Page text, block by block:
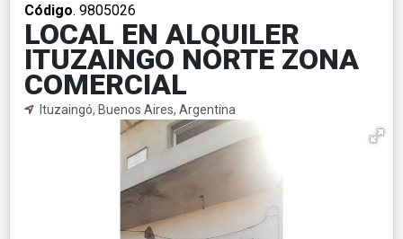
Código. 9805026
LOCAL EN ALQUILER
ITUZAINGO NORTE ZONA
COMERCIAL
Ituzaingó, Buenos Aires, Argentina